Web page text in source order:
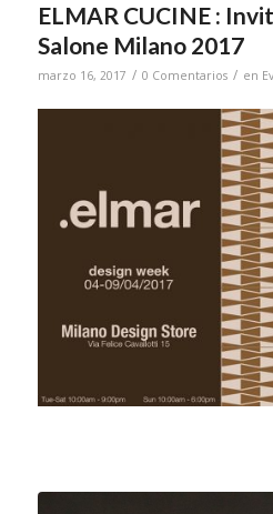
ELMAR CUCINE :
Salone Milano 2017
marzo 16, 2017 / 0 Comentarios / en